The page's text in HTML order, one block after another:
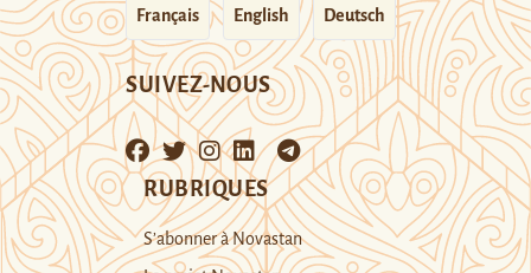
Français English Deutsch
SUIVEZ-NOUS
RUBRIQUES
S’abonner à Novastan